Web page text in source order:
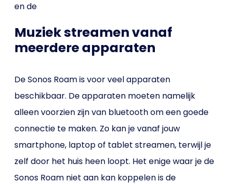
en de
Muziek streamen vanaf
meerdere apparaten
De Sonos Roam is voor veel apparaten
beschikbaar. De apparaten moeten namelijk
alleen voorzien zijn van bluetooth om een goede
connectie te maken. Zo kan je vanaf jouw
smartphone, laptop of tablet streamen, terwijl je
zelf door het huis heen loopt. Het enige waar je de
Sonos Roam niet aan kan koppelen is de